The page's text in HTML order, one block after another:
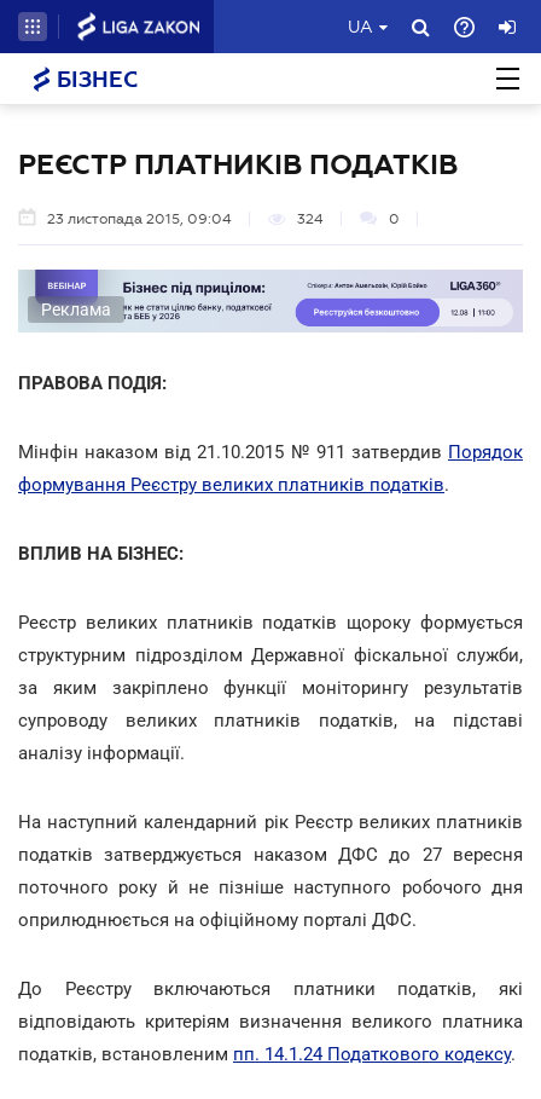
UA
БІЗНЕС
РЕЄСТР ПЛАТНИКІВ ПОДАТКІВ
23 листопада 2015, 09:04 324 0
Реклама
ПРАВОВА ПОДІЯ:
Мінфін наказом від 21.10.2015 № 911 затвердив Порядок
формування Реєстру великих платників податків.
ВПЛИВ НА БІЗНЕС:
Реєстр великих платників податків щороку формується
структурним підрозділом Державної фіскальної служби,
за яким закріплено функції моніторингу результатів
супроводу великих платників податків, на підставі
аналізу інформації.
На наступний календарний рік Реєстр великих платників
податків затверджується наказом ДФС до 27 вересня
поточного року й не пізніше наступного робочого дня
оприлюднюється на офіційному порталі ДФС.
До Реєстру включаються платники податків, які
відповідають критеріям визначення великого платника
податків, встановленим пп. 14.1.24 Податкового кодексу.